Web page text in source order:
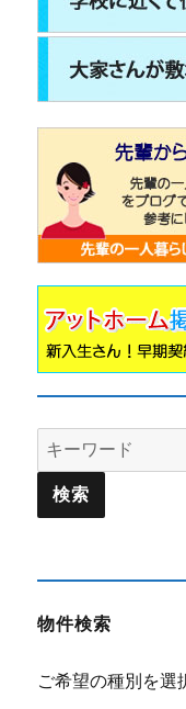
Search
for:
物件検索
ご希望の種別を選